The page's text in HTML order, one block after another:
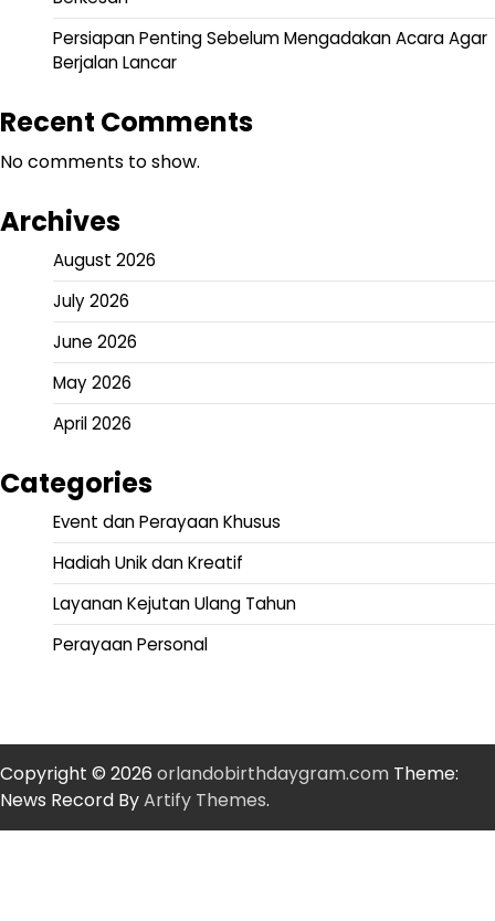
Persiapan Penting Sebelum Mengadakan Acara Agar
Berjalan Lancar
Recent Comments
No comments to show.
Archives
August 2026
July 2026
June 2026
May 2026
April 2026
Categories
Event dan Perayaan Khusus
Hadiah Unik dan Kreatif
Layanan Kejutan Ulang Tahun
Perayaan Personal
Copyright © 2026 orlandobirthdaygram.com Theme:
News Record ByArtify Themes.